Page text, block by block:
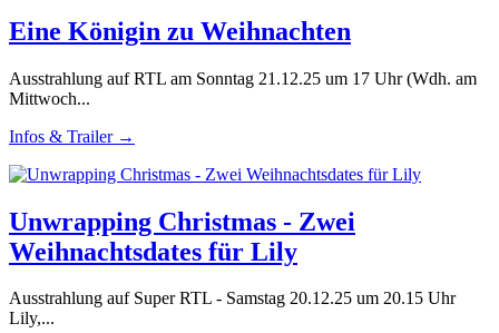
Eine Königin zu Weihnachten
Ausstrahlung auf RTL am Sonntag 21.12.25 um 17 Uhr (Wdh. am
Mittwoch...
Infos & Trailer →
Unwrapping Christmas - Zwei
Weihnachtsdates für Lily
Ausstrahlung auf Super RTL - Samstag 20.12.25 um 20.15 Uhr
Lily,...